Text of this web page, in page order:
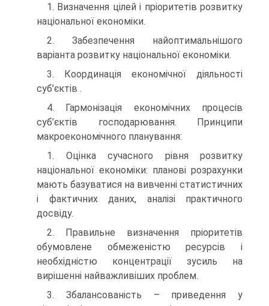
1. Визначення цілей і пріоритетів розвитку
національної економіки.
2. Забезпечення найоптимальнішого
варіанта розвитку національної економіки.
3. Координація економічної діяльності
суб’єктів .
4. Гармонізація економічних процесів
суб’єктів господарювання. Принципи
макроекономічного планування:
1. Оцінка сучасного рівня розвитку
національної економіки: планові розрахунки
мають базуватися на вивченні статистичних
і фактичних даних, аналізі практичного
досвіду.
2. Правильне визначення пріоритетів
обумовлене обмеженістю ресурсів і
необхідністю концентрації зусиль на
вирішенні найважливіших проблем.
3. Збалансованість – приведення у